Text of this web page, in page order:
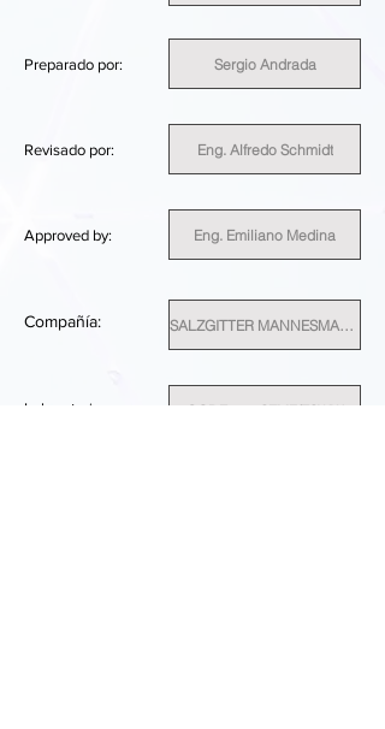
Preparado por: Sergio Andrada
Revisado por: Eng. Alfredo Schmidt
Approved by: Eng. Emiliano Medina
Compañía: SALZGITTER MANNESMANN
Laboratorio CODE 17 - SZMF/ESWW